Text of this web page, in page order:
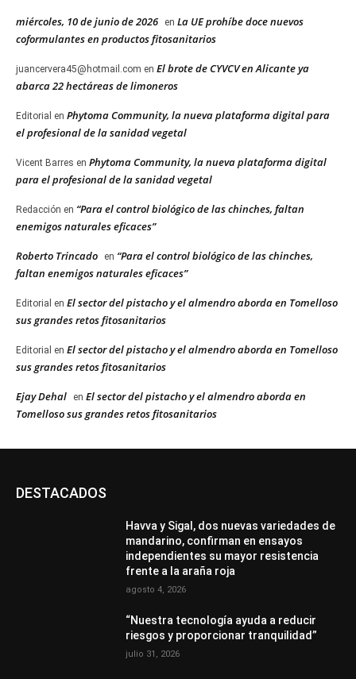
miércoles, 10 de junio de 2026 en La UE prohíbe doce nuevos
coformulantes en productos fitosanitarios
juancervera45@hotmail.com en El brote de CYVCV en Alicante ya
abarca 22 hectáreas de limoneros
Editorial en Phytoma Community, la nueva plataforma digital para
el profesional de la sanidad vegetal
Vicent Barres en Phytoma Community, la nueva plataforma digital
para el profesional de la sanidad vegetal
Redacción en “Para el control biológico de las chinches, faltan
enemigos naturales eficaces”
Roberto Trincado en “Para el control biológico de las chinches,
faltan enemigos naturales eficaces”
Editorial en El sector del pistacho y el almendro aborda en Tomelloso
sus grandes retos fitosanitarios
Editorial en El sector del pistacho y el almendro aborda en Tomelloso
sus grandes retos fitosanitarios
Ejay Dehal en El sector del pistacho y el almendro aborda en
Tomelloso sus grandes retos fitosanitarios
DESTACADOS
Havva y Sigal, dos nuevas variedades de
mandarino, confirman en ensayos
independientes su mayor resistencia
frente a la araña roja
agosto 4, 2026
“Nuestra tecnología ayuda a reducir
riesgos y proporcionar tranquilidad”
julio 31, 2026